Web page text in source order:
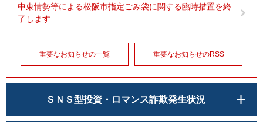
中東情勢等による松阪市指定ごみ袋に関する臨時措置を終
了します
重要なお知らせの一覧 重要なお知らせのRSS
ＳＮＳ型投資・ロマンス詐欺発生状況